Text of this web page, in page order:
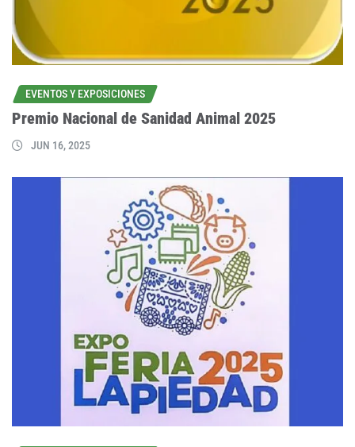
EVENTOS Y EXPOSICIONES
Premio Nacional de Sanidad Animal 2025
JUN 16, 2025